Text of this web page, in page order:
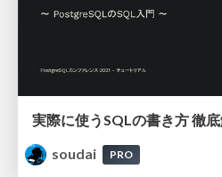
soudai
PRO